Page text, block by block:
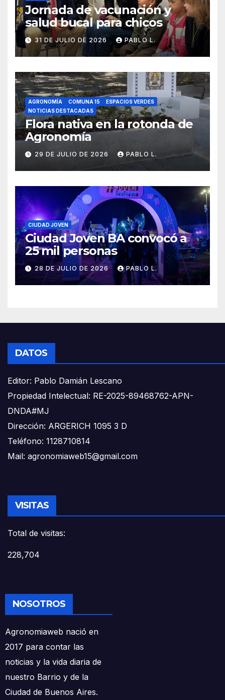
Jornada de vacunación y
salud bucal para chicos
31 DE JULIO DE 2026 PABLO L.
AGRONOMÍA COMUNA 15
ESPACIOS VERDES
NOTICIAS DESTACADAS
Flora nativa en la rotonda de
Agronomía
29 DE JULIO DE 2026 PABLO L.
CIUDAD JOVEN
Ciudad Joven BA convocó a
25 mil personas
28 DE JULIO DE 2026 PABLO L.
DATOS
Editor: Pablo Damián Lescano
Propiedad Intelectual: RE-2025-89468762-APN-
DNDA#MJ
Dirección: ARGERICH 1095 3 D
Teléfono: 1128710814
Mail: agronomiaweb15@gmail.com
VISITAS
Total de visitas:
228,704
NOSOTROS
Agronomiaweb nació en
2017 para contar las
noticias y la vida diaria de
nuestro Barrio y de la
Ciudad de Buenos Aires.